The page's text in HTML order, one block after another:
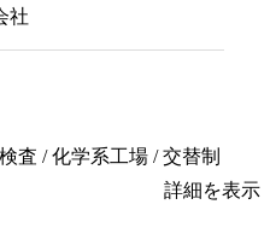
社
査 / 化学系工場 / 交替制
詳細を表示